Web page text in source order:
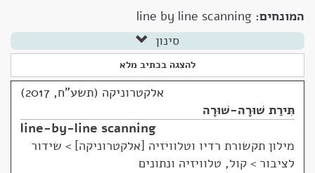
המונחים: line by line scanning
סינון
להצגה בכתיב מלא
אלקטרוניקה (תשע"ח, 2017)
תִּירַת שׁוּרָה-שׁוּרָה
line-by-line scanning
מילון תקשורת רדיו וטלוויזיה [אלקטרוניקה] > שידור
לציבור > קול, טלוויזיה ונתונים